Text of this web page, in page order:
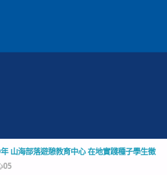
年 山海部落遊憩教育中心 在地實踐種子學生徵
05